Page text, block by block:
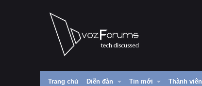
Trang chủ Diễn đàn Tin mới Thành viên